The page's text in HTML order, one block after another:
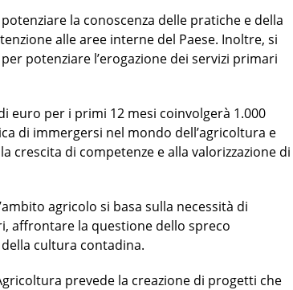
la conoscenza delle pratiche e della
alle aree interne del Paese. Inoltre, si
potenziare l’erogazione dei servizi primari
euro per i primi 12 mesi coinvolgerà 1.000
di immergersi nel mondo dell’agricoltura e
crescita di competenze e alla valorizzazione di
agricolo si basa sulla necessità di
affrontare la questione dello spreco
cultura contadina.
prevede la creazione di progetti che